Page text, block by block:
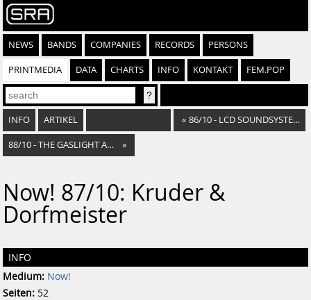
NEWS BANDS COMPANIES RECORDS PERSONS
PRINTMEDIA DATA CHARTS INFO KONTAKT FEM.POP
INFO ARTIKEL « 86/10 - LCD SOUNDSYSTEM
88/10 - THE GASLIGHT ANTHEM »
Now! 87/10: Kruder &
Dorfmeister
INFO
Medium: Now!
Seiten: 52